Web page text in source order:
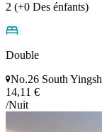
2 (+0 Des énfants)
Double
No.26 South
14,11 €
/Nuit